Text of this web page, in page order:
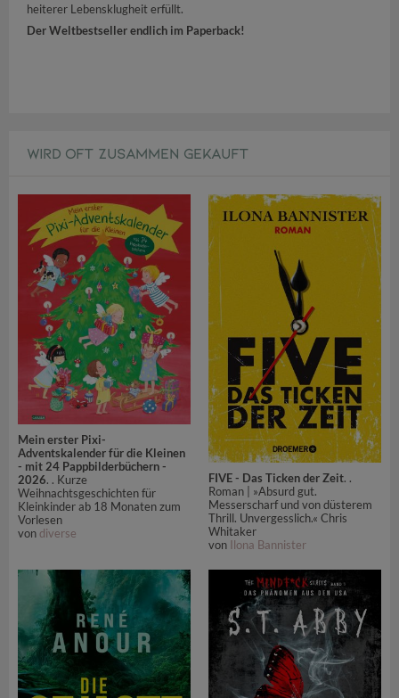
heiterer Lebensklugheit erfüllt.
Der Weltbestseller endlich im Paperback!
WIRD OFT ZUSAMMEN GEKAUFT
Mein erster Pixi-
Adventskalender für die Kleinen
- mit 24 Pappbilderbüchern -
2026. . Kurze
Weihnachtsgeschichten für
Kleinkinder ab 18 Monaten zum
Vorlesen
von diverse
FIVE - Das Ticken der Zeit. .
Roman | »Absurd gut.
Messerscharf und von düsterem
Thrill. Unvergesslich.« Chris
Whitaker
von Ilona Bannister